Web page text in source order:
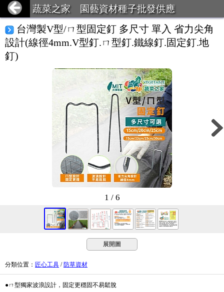
蔬菜之家 園藝資材種子批發供應
台灣製V型/ㄇ型固定釘 多尺寸 單入 省力尖角
設計(線徑4mm.V型釘.ㄇ型釘.鐵線釘.固定釘.地
釘)
1 / 6
展開圖
分類位置 ： 匠心工具 / 防草資材
●ㄇ型獨家波浪設計，固定更穩固不易鬆脫